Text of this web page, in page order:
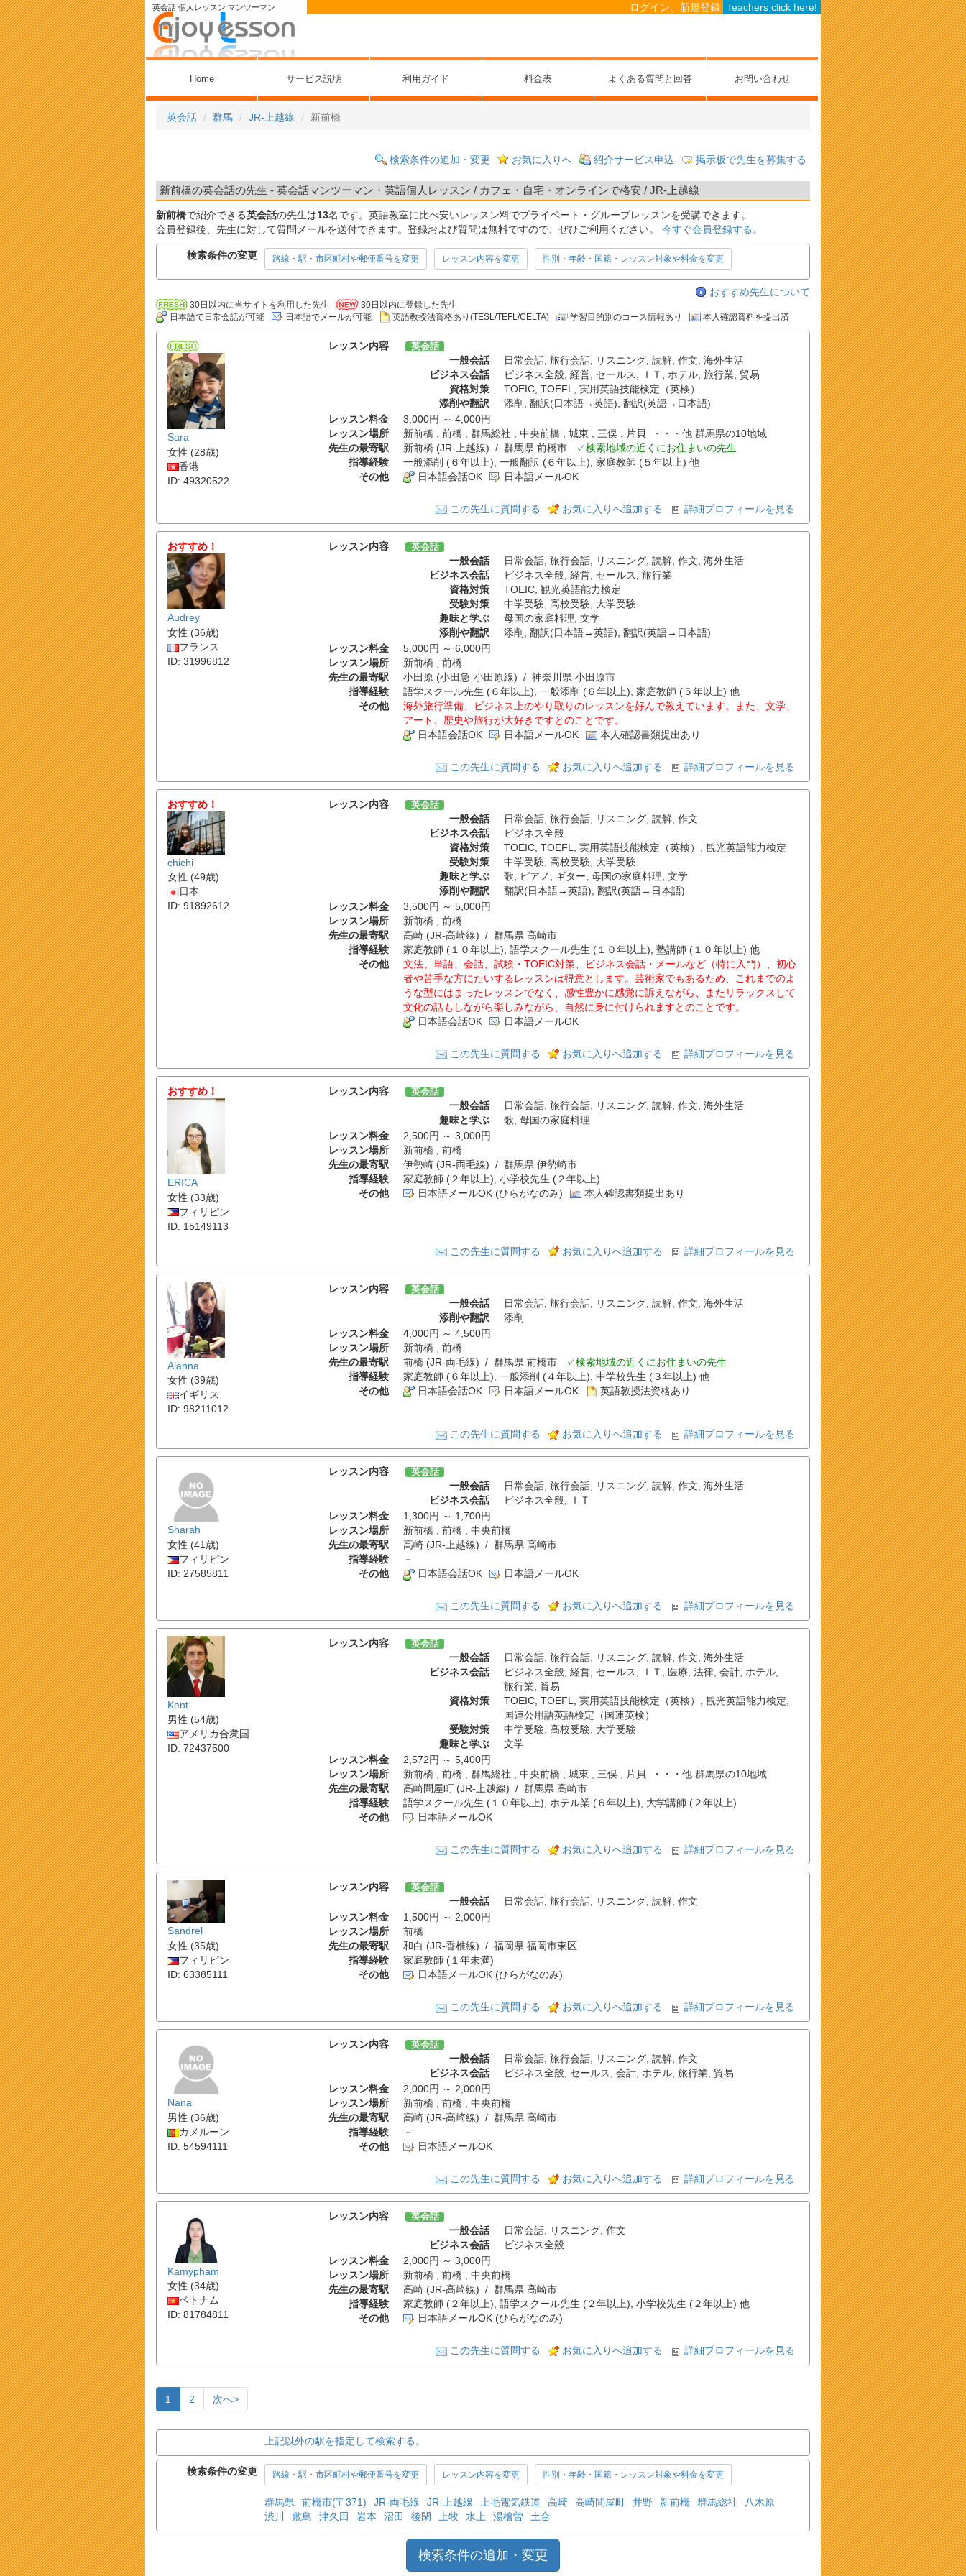
英会話 個人レッスン マンツーマン ログイン、新規登録 Teachers click here!
Home サービス説明 利用ガイド 料金表 よくある質問と回答 お問い合わせ
英会話 群馬 JR-上越線 新前橋
検索条件の追加・変更 お気に入りへ 紹介サービス申込 掲示板で先生を募集する
新前橋の英会話の先生 - 英会話マンツーマン・英語個人レッスン / カフェ・自宅・オンラインで格安 / JR-上越線
新前橋で紹介できる英会話の先生は13名です。英語教室に比べ安いレッスン料でプライベート・グループレッスンを受講できます。
会員登録後、先生に対して質問メールを送付できます。登録および質問は無料ですので、ぜひご利用ください。 今すぐ会員登録する。
検索条件の変更 路線・駅・市区町村や郵便番号を変更 レッスン内容を変更 性別・年齢・国籍・レッスン対象や料金を変更
おすすめ先生について
30日以内に当サイトを利用した先生
30日以内に登録した先生
日本語で日常会話が可能
日本語でメールが可能 英語教授法資格あり(TESL/TEFL/CELTA) 学習目的別のコース情報あり 本人確認資料を提出済
Sara
女性 (28歳)
香港
ID: 49320522
レッスン内容 英会話
一般会話 日常会話, 旅行会話, リスニング, 読解, 作文 海外生活
ビジネス会話
ビジネス全般, 経営, セールス ＩＴ ホテル, 旅行業, 貿易
資格対策
TOEIC, TOEFL
実用英語技能検定（英検）
添削や翻訳
添削 翻訳(日本語→英語) 翻訳(英語→日本語)
レッスン料金
3,000円 ～ 4,000円
レッスン場所
新前橋 , 前橋 , 群馬総社 , 中央前橋 , 城東 , 三俣 , 片貝 ・・・他 群馬県の10地域
先生の最寄駅
新前橋 (JR-上越線) / 群馬県 前橋市
✓検索地域の近くにお住まいの先生
指導経験
一般添削 (６年以上), 一般翻訳 (６年以上), 家庭教師 (５年以上) 他
その他
日本語会話OK 日本語メールOK
この先生に質問する お気に入りへ追加する 詳細プロフィールを見る
おすすめ！
Audrey
女性 (36歳)
フランス
ID: 31996812
レッスン内容 英会話
一般会話 日常会話, 旅行会話, リスニング, 読解, 作文 海外生活
ビジネス会話
ビジネス全般, 経営, セールス
旅行業
資格対策
TOEIC, 観光英語能力検定
受験対策
中学受験, 高校受験, 大学受験
趣味と学ぶ
母国の家庭料理 文学
添削や翻訳
添削 翻訳(日本語→英語) 翻訳(英語→日本語)
レッスン料金
5,000円 ～ 6,000円
レッスン場所
新前橋 , 前橋
先生の最寄駅
小田原 (小田急-小田原線) / 神奈川県 小田原市
指導経験
語学スクール先生 (６年以上), 一般添削 (６年以上), 家庭教師 (５年以上) 他
その他
海外旅行準備、ビジネス上のやり取りのレッスンを好んで教えています。また、文学、
アート、歴史や旅行が大好きですとのことです。
日本語会話OK
日本語メールOK 本人確認書類提出あり
この先生に質問する お気に入りへ追加する 詳細プロフィールを見る
おすすめ！
chichi
女性 (49歳)
日本
ID: 91892612
レッスン内容 英会話
一般会話 日常会話, 旅行会話, リスニング, 読解, 作文
ビジネス会話
ビジネス全般
資格対策
TOEIC, TOEFL 実用英語技能検定（英検）
観光英語能力検定
受験対策
中学受験, 高校受験, 大学受験
趣味と学ぶ
歌 ピアノ ギター 母国の家庭料理 文学
添削や翻訳
翻訳(日本語→英語) 翻訳(英語→日本語)
レッスン料金
3,500円 ～ 5,000円
レッスン場所
新前橋 , 前橋
先生の最寄駅
高崎 (JR-高崎線) / 群馬県 高崎市
指導経験
家庭教師 (１０年以上), 語学スクール先生 (１０年以上), 塾講師 (１０年以上) 他
その他
文法、単語、会話、試験・TOEIC対策、ビジネス会話・メールなど（特に入門）、初心
者や苦手な方にたいするレッスンは得意とします。芸術家でもあるため、これまでのよ
うな型にはまったレッスンでなく、感性豊かに感覚に訴えながら、またリラックスして
文化の話もしながら楽しみながら、自然に身に付けられますとのことです。
日本語会話OK
日本語メールOK
この先生に質問する お気に入りへ追加する 詳細プロフィールを見る
おすすめ！
ERICA
女性 (33歳)
フィリピン
ID: 15149113
レッスン内容 英会話
一般会話 日常会話, 旅行会話, リスニング, 読解, 作文 海外生活
趣味と学ぶ
歌 母国の家庭料理
レッスン料金
2,500円 ～ 3,000円
レッスン場所
新前橋 , 前橋
先生の最寄駅
伊勢崎 (JR-両毛線) / 群馬県 伊勢崎市
指導経験
家庭教師 (２年以上), 小学校先生 (２年以上)
その他
日本語メールOK (ひらがなのみ) 本人確認書類提出あり
この先生に質問する お気に入りへ追加する 詳細プロフィールを見る
Alanna
女性 (39歳)
イギリス
ID: 98211012
レッスン内容 英会話
一般会話 日常会話, 旅行会話, リスニング, 読解, 作文 海外生活
添削や翻訳
添削
レッスン料金
4,000円 ～ 4,500円
レッスン場所
新前橋 , 前橋
先生の最寄駅
前橋 (JR-両毛線) / 群馬県 前橋市
✓検索地域の近くにお住まいの先生
指導経験
家庭教師 (６年以上), 一般添削 (４年以上), 中学校先生 (３年以上) 他
その他
日本語会話OK 日本語メールOK 英語教授法資格あり
この先生に質問する お気に入りへ追加する 詳細プロフィールを見る
Sharah
女性 (41歳)
フィリピン
ID: 27585811
レッスン内容 英会話
一般会話 日常会話, 旅行会話, リスニング, 読解, 作文, 海外生活
ビジネス会話
ビジネス全般,
ＩＴ
レッスン料金
1,300円 ～ 1,700円
レッスン場所
新前橋 , 前橋 , 中央前橋
先生の最寄駅
高崎 (JR-上越線) / 群馬県 高崎市
指導経験
－
その他
日本語会話OK 日本語メールOK
この先生に質問する お気に入りへ追加する 詳細プロフィールを見る
Kent
男性 (54歳)
アメリカ合衆国
ID: 72437500
レッスン内容 英会話
一般会話 日常会話, 旅行会話, リスニング, 読解, 作文, 海外生活
ビジネス会話
ビジネス全般, 経営, セールス, ＩＴ , 医療, 法律, 会計, ホテル,
旅行業, 貿易
資格対策
TOEIC, TOEFL, 実用英語技能検定（英検） , 観光英語能力検定,
国連公用語英語検定（国連英検）
受験対策
中学受験, 高校受験, 大学受験
趣味と学ぶ
文学
レッスン料金
2,572円 ～ 5,400円
レッスン場所
新前橋 , 前橋 , 群馬総社 , 中央前橋 , 城東 , 三俣 , 片貝 ・・・他 群馬県の10地域
先生の最寄駅
高崎問屋町 (JR-上越線) / 群馬県 高崎市
指導経験
語学スクール先生 (１０年以上), ホテル業 (６年以上), 大学講師 (２年以上)
その他
日本語メールOK
この先生に質問する お気に入りへ追加する 詳細プロフィールを見る
Sandrel
女性 (35歳)
フィリピン
ID: 63385111
レッスン内容 英会話
一般会話 日常会話, 旅行会話, リスニング, 読解, 作文
レッスン料金
1,500円 ～ 2,000円
レッスン場所
前橋
先生の最寄駅
和白 (JR-香椎線) / 福岡県 福岡市東区
指導経験
家庭教師 (１年未満)
その他
日本語メールOK (ひらがなのみ)
この先生に質問する お気に入りへ追加する 詳細プロフィールを見る
Nana
男性 (36歳)
カメルーン
ID: 54594111
レッスン内容 英会話
一般会話 日常会話, 旅行会話, リスニング, 読解, 作文
ビジネス会話
ビジネス全般, セールス, 会計, ホテル, 旅行業, 貿易
レッスン料金
2,000円 ～ 2,000円
レッスン場所
新前橋 , 前橋 , 中央前橋
先生の最寄駅
高崎 (JR-高崎線) / 群馬県 高崎市
指導経験
－
その他
日本語メールOK
この先生に質問する お気に入りへ追加する 詳細プロフィールを見る
Kamypham
女性 (34歳)
ベトナム
ID: 81784811
レッスン内容 英会話
一般会話 日常会話, リスニング, 作文
ビジネス会話
ビジネス全般
レッスン料金
2,000円 ～ 3,000円
レッスン場所
新前橋 , 前橋 , 中央前橋
先生の最寄駅
高崎 (JR-高崎線) / 群馬県 高崎市
指導経験
家庭教師 (２年以上), 語学スクール先生 (２年以上), 小学校先生 (２年以上) 他
その他
日本語メールOK (ひらがなのみ)
この先生に質問する お気に入りへ追加する 詳細プロフィールを見る
1 2 次へ>
上記以外の駅を指定して検索する。
検索条件の変更 路線・駅・市区町村や郵便番号を変更 レッスン内容を変更 性別・年齢・国籍・レッスン対象や料金を変更
群馬県 前橋市(〒371) JR-両毛線 JR-上越線 上毛電気鉄道 高崎 高崎問屋町 井野 新前橋 群馬総社
八木原
渋川
敷島 津久田 岩本 沼田 後閑 上牧 水上 湯檜曽 土合
検索条件の追加・変更